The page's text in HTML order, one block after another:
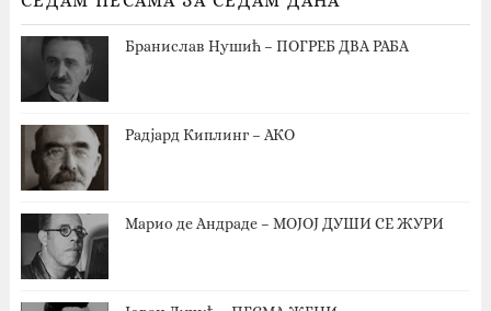
Бранислав Нушић – ПОГРЕБ ДВА РАБА
Радјард Киплинг – АКО
Марио де Андраде – МОЈОЈ ДУШИ СЕ ЖУРИ